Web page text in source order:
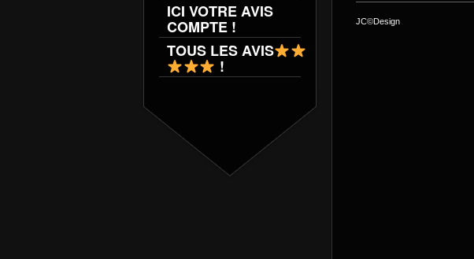
ICI VOTRE AVIS
COMPTE !
TOUS LES AVIS
!
JC©Design